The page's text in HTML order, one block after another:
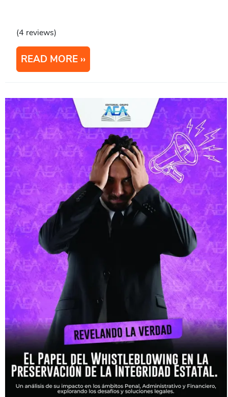
(4 reviews)
READ MORE